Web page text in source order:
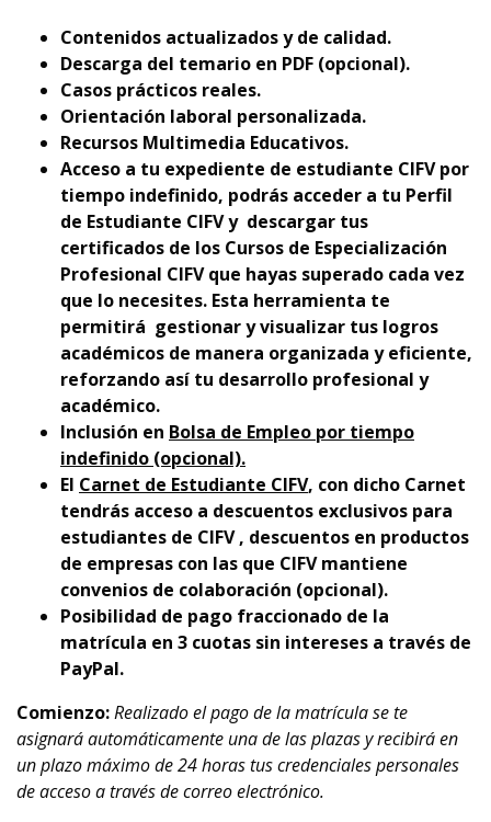
Contenidos actualizados y de calidad.
Descarga del temario en PDF (opcional).
Casos prácticos reales.
Orientación laboral personalizada.
Recursos Multimedia Educativos.
Acceso a tu expediente de estudiante CIFV por
tiempo indefinido, podrás acceder a tu Perfil
de Estudiante CIFV y descargar tus
certificados de los Cursos de Especialización
Profesional CIFV que hayas superado cada vez
que lo necesites. Esta herramienta te
permitirá gestionar y visualizar tus logros
académicos de manera organizada y eficiente,
reforzando así tu desarrollo profesional y
académico.
Inclusión en Bolsa de Empleo por tiempo
indefinido (opcional).
El Carnet de Estudiante CIFV, con dicho Carnet
tendrás acceso a descuentos exclusivos para
estudiantes de CIFV , descuentos en productos
de empresas con las que CIFV mantiene
convenios de colaboración (opcional).
Posibilidad de pago fraccionado de la
matrícula en 3 cuotas sin intereses a través de
PayPal.
Comienzo:Realizado el pago de la matrícula se te
asignará automáticamente una de las plazas y recibirá en
un plazo máximo de 24 horas tus credenciales personales
de acceso a través de correo electrónico.